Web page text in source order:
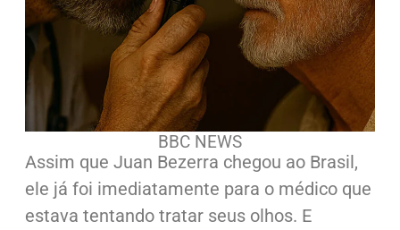
BBC NEWS
Assim que Juan Bezerra chegou ao Brasil,
ele já foi imediatamente para o médico que
estava tentando tratar seus olhos. E